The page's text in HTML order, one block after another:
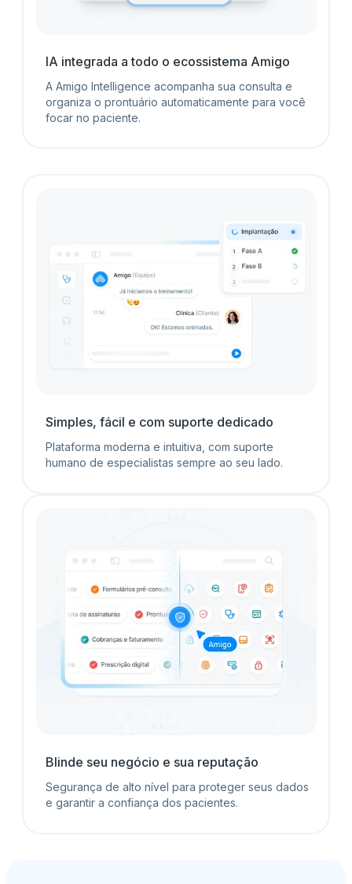
IA integrada a todo o ecossistema Amigo
A Amigo Intelligence acompanha sua consulta e
organiza o prontuário automaticamente para você
focar no paciente.
Simples, fácil e com suporte dedicado
Plataforma moderna e intuitiva, com suporte
humano de especialistas sempre ao seu lado.
Blinde seu negócio e sua reputação
Segurança de alto nível para proteger seus dados
e garantir a confiança dos pacientes.